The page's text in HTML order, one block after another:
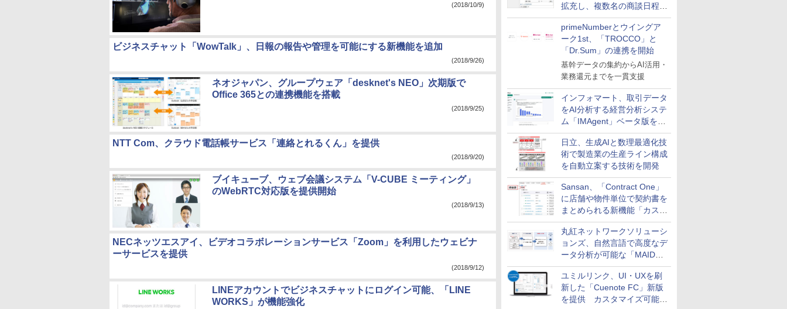
拡充し、複数名の商談日程調
整を効率化
primeNumberとウイングア
ーク1st、「TROCCO」と
「Dr.Sum」の連携を開始
基幹データの集約からAI活用・
業務還元までを一貫支援
インフォマート、取引データ
をAI分析する経営分析システ
ム「IMAgent」ベータ版を提
供
日立、生成AIと数理最適化技
術で製造業の生産ライン構成
を自動立案する技術を開発
Sansan、「Contract One」
に店舗や物件単位で契約書を
まとめられる新機能「カスタ
ム契約ツリー」を追加
丸紅ネットワークソリューシ
ョンズ、自然言語で高度なデ
ータ分析が可能な「MAIDOA
AI ASSIST」を9月より提供
ユミルリンク、UI・UXを刷
新した「Cuenote FC」新版
を提供 カスタマイズ可能な
(2018/10/9)
ビジネスチャット「WowTalk」、日報の報告や管理を可能にする新機能を追加
(2018/9/26)
ネオジャパン、グループウェア「desknet's NEO」次期版で
Office 365との連携機能を搭載
(2018/9/25)
NTT Com、クラウド電話帳サービス「連絡とれるくん」を提供
(2018/9/20)
ブイキューブ、ウェブ会議システム「V-CUBE ミーティング」
のWebRTC対応版を提供開始
(2018/9/13)
NECネッツエスアイ、ビデオコラボレーションサービス「Zoom」を利用したウェビナ
ーサービスを提供
(2018/9/12)
LINEアカウントでビジネスチャットにログイン可能、「LINE
WORKS」が機能強化